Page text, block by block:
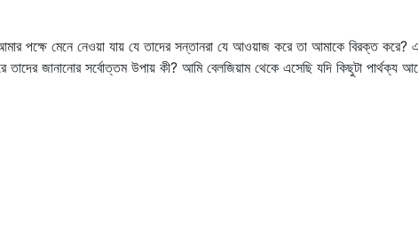
পক্ষে মেনে নেওয়া যায় যে তাদের সন্তানরা যে আওয়াজ করে তা আমাকে বিরক্ত করে?
তাদের জানানোর সর্বোত্তম উপায় কী? আমি বেলজিয়াম থেকে এসেছি যদি কিছুটা পার্থক্য